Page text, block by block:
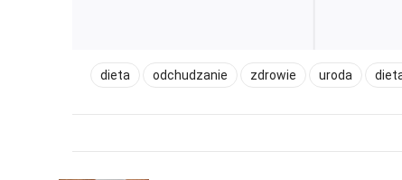
dieta odchudzanie zdrowie uroda